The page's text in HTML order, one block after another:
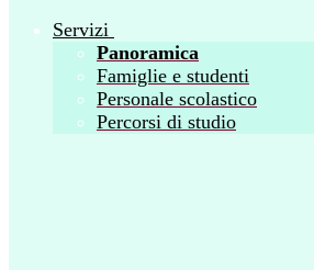
Servizi
Panoramica
Famiglie e studenti
Personale scolastico
Percorsi di studio